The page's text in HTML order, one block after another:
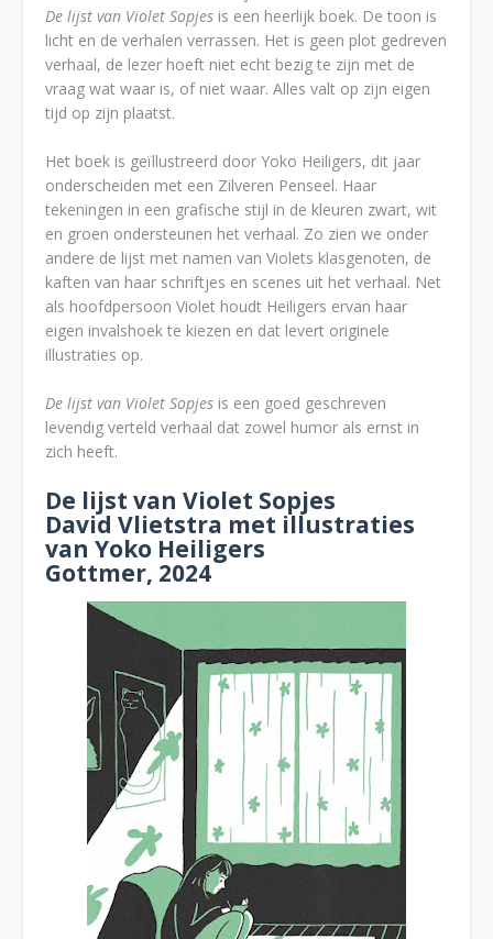
De lijst van Violet Sopjes is een heerlijk boek. De toon is
licht en de verhalen verrassen. Het is geen plot gedreven
verhaal, de lezer hoeft niet echt bezig te zijn met de
vraag wat waar is, of niet waar. Alles valt op zijn eigen
tijd op zijn plaatst.
Het boek is geïllustreerd door Yoko Heiligers, dit jaar
onderscheiden met een Zilveren Penseel. Haar
tekeningen in een grafische stijl in de kleuren zwart, wit
en groen ondersteunen het verhaal. Zo zien we onder
andere de lijst met namen van Violets klasgenoten, de
kaften van haar schriftjes en scenes uit het verhaal. Net
als hoofdpersoon Violet houdt Heiligers ervan haar
eigen invalshoek te kiezen en dat levert originele
illustraties op.
De lijst van Violet Sopjes is een goed geschreven
levendig verteld verhaal dat zowel humor als ernst in
zich heeft.
De lijst van Violet Sopjes
David Vlietstra met illustraties
van Yoko Heiligers
Gottmer, 2024